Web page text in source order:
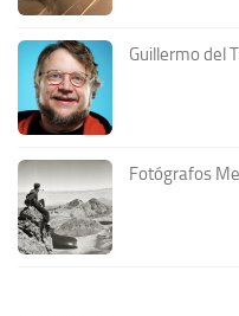
Guillermo del
Fotógrafos